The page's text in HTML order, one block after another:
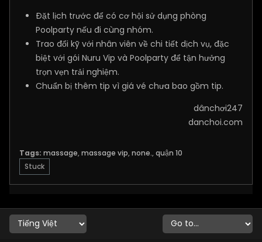
Đặt lịch trước để có cơ hội sử dụng phòng
Poolparty nếu đi cùng nhóm.
Trao đổi kỹ với nhân viên về chi tiết dịch vụ, đặc
biệt với gói Nuru Vip và Poolparty để tận hưởng
trọn vẹn trải nghiệm.
Chuẩn bị thêm tip vì giá vé chưa bao gồm tip.
dânchơi247
danchoi.com
Tags: massage, massage vip, none., quận 10
Stuck